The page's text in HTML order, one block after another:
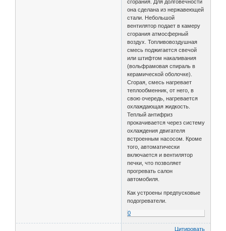
сгорания. Для долговечности
она сделана из нержавеющей
стали. Небольшой
вентилятор подает в камеру
сгорания атмосферный
воздух. Топливовоздушная
смесь поджигается свечой
или штифтом накаливания
(вольфрамовая спираль в
керамической оболочке).
Сгорая, смесь нагревает
теплообменник, от него, в
свою очередь, нагревается
охлаждающая жидкость.
Теплый антифриз
прокачивается через систему
охлаждения двигателя
встроенным насосом. Кроме
того, автоматически
включается и вентилятор
печки, что позволяет
прогревать салон
автомобиля.
Как устроены предпусковые
подогреватели.
0
Цитировать